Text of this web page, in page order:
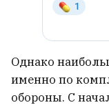
Однако
именно по
обороны. С
Женский
относиться?
9